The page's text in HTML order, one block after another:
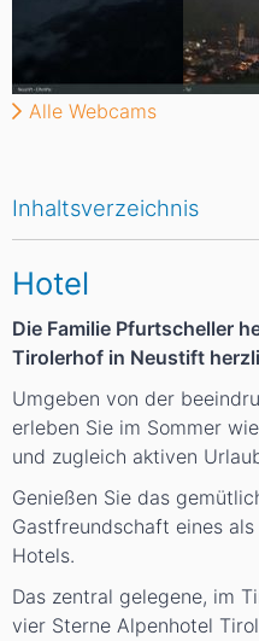
Inhaltsverzeichnis
Hotel
Die Familie Pfurtscheller
Tirolerhof in Neustift
Umgeben von der
erleben Sie im Sommer
und zugleich aktiven
Genießen Sie das
Gastfreundschaft eines
Hotels.
Das zentral gelegene, im
vier Sterne Alpenhotel
Alle Webcams